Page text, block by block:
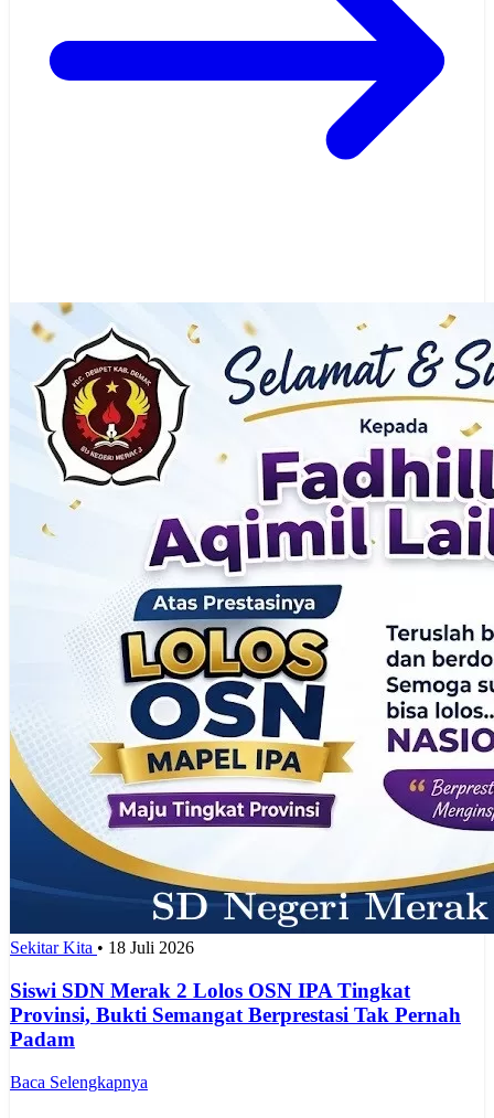
Sekitar Kita • 18 Juli 2026
Siswi SDN Merak 2 Lolos OSN IPA Tingkat
Provinsi, Bukti Semangat Berprestasi Tak Pernah
Padam
Baca Selengkapnya